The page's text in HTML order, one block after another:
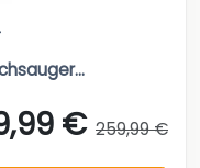
€ 259,99 €